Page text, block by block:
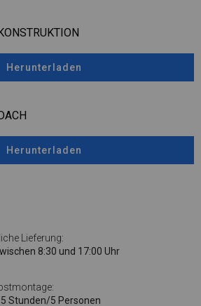
Herunterladen
Herunterladen
Lieferung:
8:30 und 17:00 Uhr
Stunden/5 Personen